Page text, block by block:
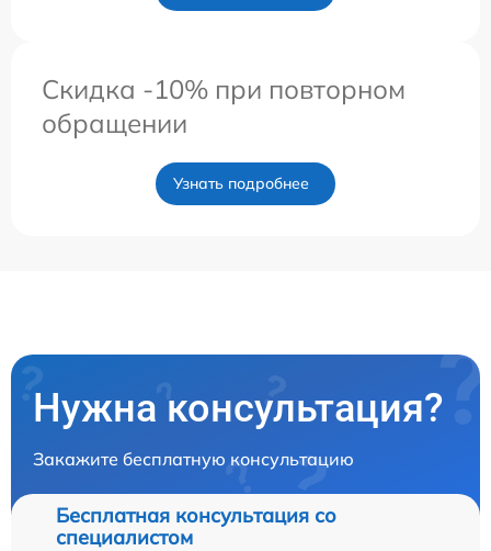
Скидка -10% при повторном
обращении
Узнать подробнее
Нужна консультация?
Закажите бесплатную консультацию
Бесплатная консультация со
специалистом